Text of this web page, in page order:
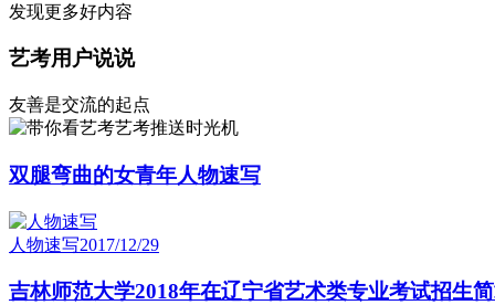
发现更多好内容
艺考用户说说
友善是交流的起点
艺考推送时光机
双腿弯曲的女青年人物速写
人物速写2017/12/29
吉林师范大学2018年在辽宁省艺术类专业考试招生